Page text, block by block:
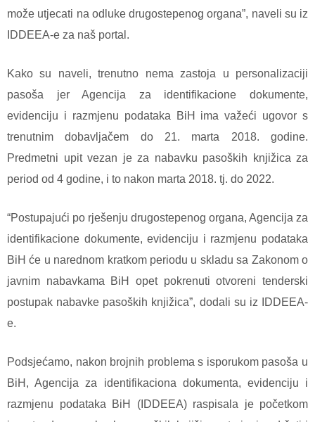
može utjecati na odluke drugostepenog organa”, naveli su iz
IDDEEA-e za naš portal.
Kako su naveli, trenutno nema zastoja u personalizaciji
pasoša jer Agencija za identifikacione dokumente,
evidenciju i razmjenu podataka BiH ima važeći ugovor s
trenutnim dobavljačem do 21. marta 2018. godine.
Predmetni upit vezan je za nabavku pasoških knjižica za
period od 4 godine, i to nakon marta 2018. tj. do 2022.
“Postupajući po rješenju drugostepenog organa, Agencija za
identifikacione dokumente, evidenciju i razmjenu podataka
BiH će u narednom kratkom periodu u skladu sa Zakonom o
javnim nabavkama BiH opet pokrenuti otvoreni tenderski
postupak nabavke pasoških knjižica”, dodali su iz IDDEEA-
e.
Podsjećamo, nakon brojnih problema s isporukom pasoša u
BiH, Agencija za identifikaciona dokumenta, evidenciju i
razmjenu podataka BiH (IDDEEA) raspisala je početkom